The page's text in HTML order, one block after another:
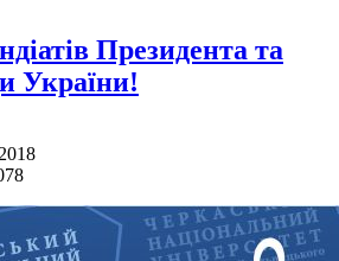
Президента та
України!